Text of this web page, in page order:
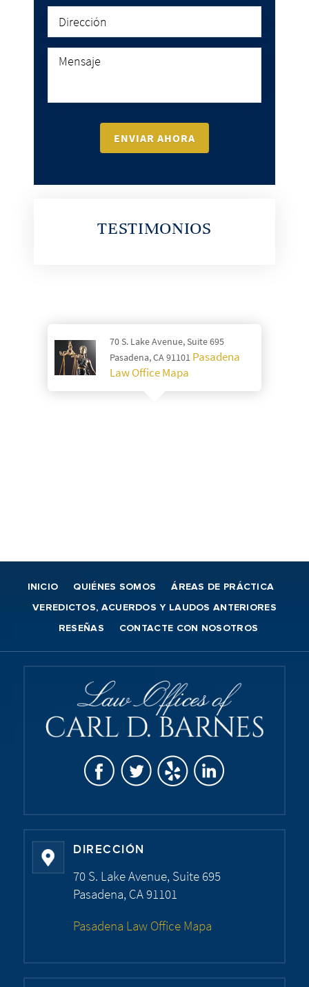
TESTIMONIOS
70 S. Lake Avenue, Suite 695
Pasadena, CA 91101 Pasadena
Law Office Mapa
INICIO QUIÉNES SOMOS ÁREAS DE PRÁCTICA
VEREDICTOS, ACUERDOS Y LAUDOS ANTERIORES
RESEÑAS CONTACTE CON NOSOTROS
DIRECCIÓN
70 S. Lake Avenue, Suite 695
Pasadena, CA 91101
Pasadena Law Office Mapa